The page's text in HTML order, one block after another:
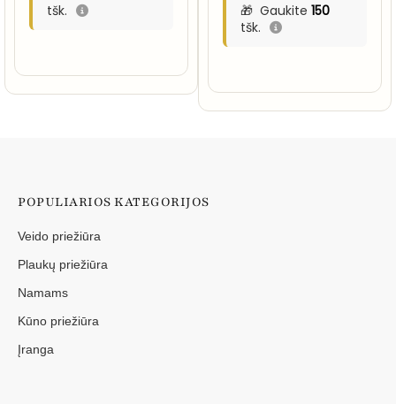
tšk.
Gaukite 150
tšk.
POPULIARIOS KATEGORIJOS
Veido priežiūra
Plaukų priežiūra
Namams
Kūno priežiūra
Įranga